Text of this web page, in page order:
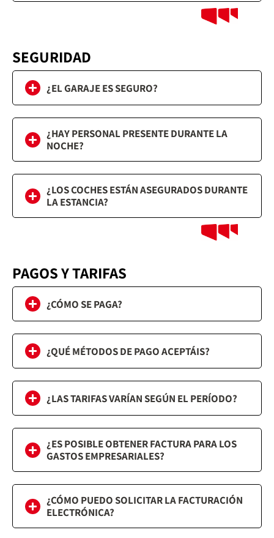
SEGURIDAD
¿EL GARAJE ES SEGURO?
¿HAY PERSONAL PRESENTE DURANTE LA
NOCHE?
¿LOS COCHES ESTÁN ASEGURADOS DURANTE
LA ESTANCIA?
PAGOS Y TARIFAS
¿CÓMO SE PAGA?
¿QUÉ MÉTODOS DE PAGO ACEPTÁIS?
¿LAS TARIFAS VARÍAN SEGÚN EL PERÍODO?
¿ES POSIBLE OBTENER FACTURA PARA LOS
GASTOS EMPRESARIALES?
¿CÓMO PUEDO SOLICITAR LA FACTURACIÓN
ELECTRÓNICA?